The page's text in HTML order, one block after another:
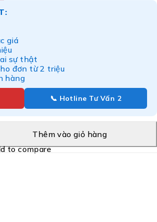
giá
sự thật
đơn từ 2 triệu
hàng
📞 Hotline Tư Vấn 2
Thêm vào giỏ hàng
to compare